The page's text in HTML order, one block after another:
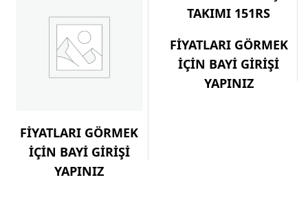
FİYATLARI GÖRMEK
İÇİN BAYİ GİRİŞİ
YAPINIZ
FİYATLARI GÖRMEK
İÇİN BAYİ GİRİŞİ
YAPINIZ